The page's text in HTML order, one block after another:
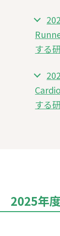
する
する
2025年